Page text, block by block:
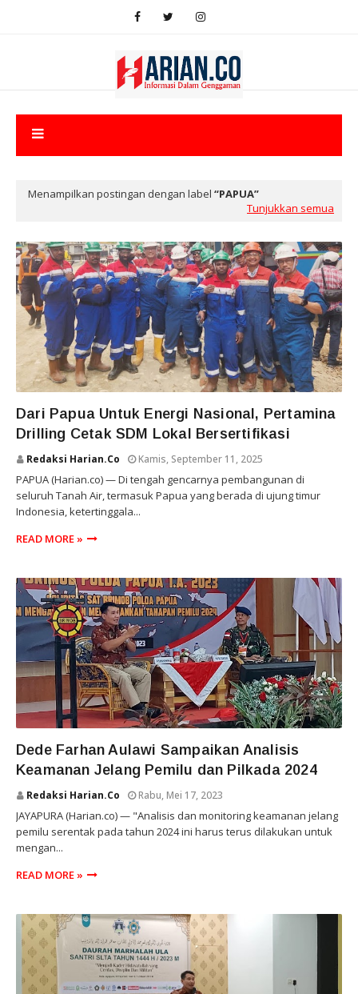
Menampilkan postingan dengan label
PAPUA
Tunjukkan semua
Dari Papua Untuk Energi Nasional, Pertamina
Drilling Cetak SDM Lokal Bersertifikasi
Redaksi Harian.co Kamis, September 11, 2025
PAPUA (Harian.co) — Di tengah gencarnya pembangunan di
seluruh Tanah Air, termasuk Papua yang berada di ujung timur
Indonesia, ketertinggala...
READ MORE »
Dede Farhan Aulawi Sampaikan Analisis
Keamanan Jelang Pemilu dan Pilkada 2024
Redaksi Harian.co Rabu, Mei 17, 2023
JAYAPURA (Harian.co) — "Analisis dan monitoring keamanan jelang
pemilu serentak pada tahun 2024 ini harus terus dilakukan untuk
mengan...
READ MORE »